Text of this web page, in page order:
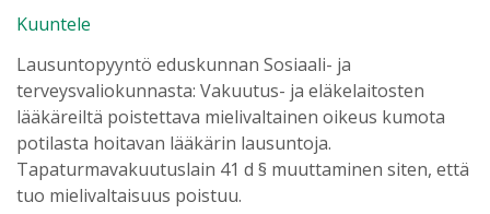
Kuuntele
Lausuntopyyntö eduskunnan Sosiaali- ja
terveysvaliokunnasta: Vakuutus- ja eläkelaitosten
lääkäreiltä poistettava mielivaltainen oikeus kumota
potilasta hoitavan lääkärin lausuntoja.
Tapaturmavakuutuslain 41 d § muuttaminen siten, että
tuo mielivaltaisuus poistuu.